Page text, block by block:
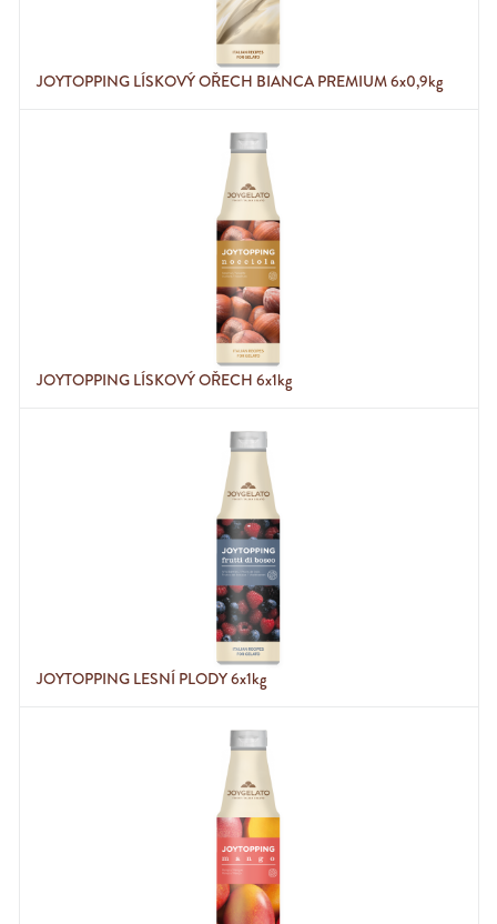
JOYTOPPING LÍSKOVÝ OŘECH BIANCA PREMIUM 6x0,9kg
JOYTOPPING LÍSKOVÝ OŘECH 6x1kg
JOYTOPPING LESNÍ PLODY 6x1kg